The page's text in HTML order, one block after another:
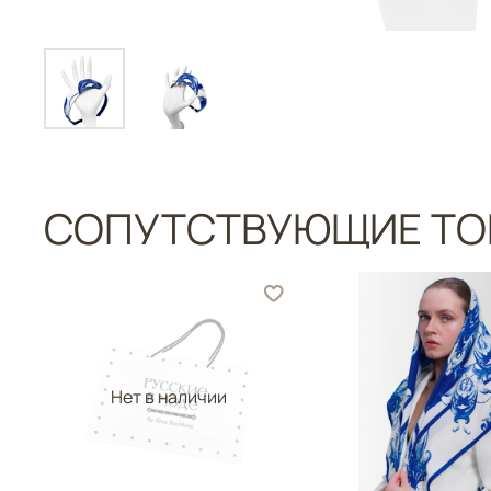
СОПУТСТВУЮЩИЕ
Нет в наличии